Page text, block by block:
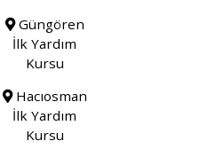
Güngören
İlk Yardım
Kursu
Hacıosman
İlk Yardım
Kursu